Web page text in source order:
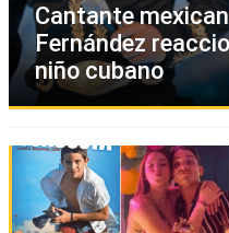
Cantante
Fernández
niño cubano